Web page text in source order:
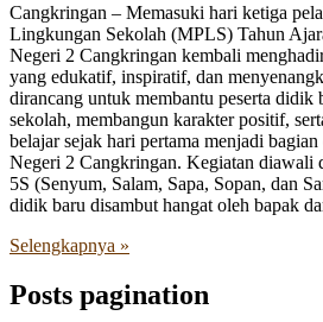
Cangkringan – Memasuki hari ketiga
Lingkungan Sekolah (MPLS) Tahun
Negeri 2 Cangkringan kembali
yang edukatif, inspiratif, dan
dirancang untuk membantu peserta didik
sekolah, membangun karakter positif,
belajar sejak hari pertama menjadi
Negeri 2 Cangkringan. Kegiatan diawali
5S (Senyum, Salam, Sapa, Sopan, dan
didik baru disambut hangat oleh bapak
Selengkapnya »
Posts pagination